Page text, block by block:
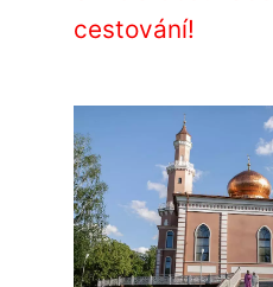
cestování!